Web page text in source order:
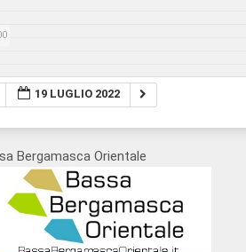
19 LUGLIO 2022
Bergamasca Orientale